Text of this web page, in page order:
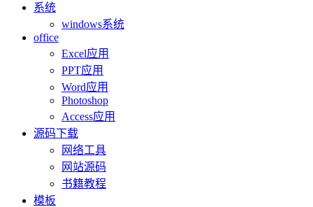
系统
windows系统
office
Excel应用
PPT应用
Word应用
Photoshop
Access应用
源码下载
网络工具
网站源码
书籍教程
模板